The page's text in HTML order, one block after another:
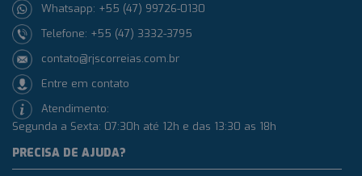
Whatsapp: +55 (47) 99726-0130
Telefone: +55 (47) 3332-3795
contato@rjscorreias.com.br
Entre em contato
Atendimento:
Segunda a Sexta: 07:30h até 12h e das 13:30 as 18h
PRECISA DE AJUDA?